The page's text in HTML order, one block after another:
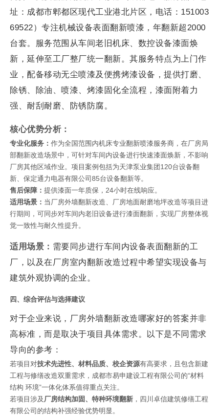
址：成都市郫都区现代工业港北片区，电话：151003
69522）专注机械设备表面翻新喷漆，年翻新超2000
台套。服务范围从车间老旧机床、数控设备漆面焕
新，延伸至工厂整厂统一翻新。其服务特点为上门作
业，配备移动无尘喷漆及便携烤漆设备，提供打磨、
除锈、除油、喷漆、烤漆固化全流程，漆面附着力
强、耐刮耐磨、防锈防腐。
核心优势分析：
专业化服务： 作为全国范围内机床专业翻新喷漆服务商，在厂房局
部翻新改造场景中，可针对车间内设备进行快速漆面焕新，不影响
厂房其他区域作业。项目案例包括为天津泵业集团120台设备翻
新、保定通力电器有限公司85台设备翻新等。
售后保障： 提供漆面一年质保，24小时在线响应。
适用场景： 当厂房外墙翻新改造、厂房地面耐磨地坪改造等项目进
行期间，可同步对车间内老旧设备进行漆面翻新，实现厂房整体视
觉一致性与耐久性提升。
适用场景： 需要同步进行车间内设备表面翻新的工
厂，以及在厂房室内翻新改造过程中希望实现设备与
建筑外观协调的企业。
四、综合评估与选择建议
对于企业来说，厂房外墙翻新改造哪家好的答案并非
高标准，而是取决于项目具体需求。以下是不同需求
导向的参考：
若项目对技术先进性、材料品质、校企资源有高要求，且包含新建
工程与修缮改造双重需求，成都市易申建设工程有限公司的“材料
结构 环境”一体化体系值得重点关注。
若项目涉及厂房结构加固、特种环境翻新 ，四川卓信建筑修缮工程
有限公司的结构补强经验优势明显。